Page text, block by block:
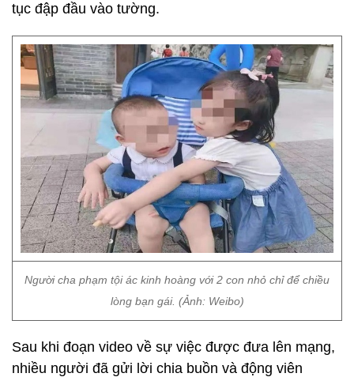
tục đập đầu vào tường.
Người cha phạm tội ác kinh hoàng với 2 con nhỏ chỉ để chiều
lòng bạn gái. (Ảnh: Weibo)
Sau khi đoạn video về sự việc được đưa lên mạng,
nhiều người đã gửi lời chia buồn và động viên